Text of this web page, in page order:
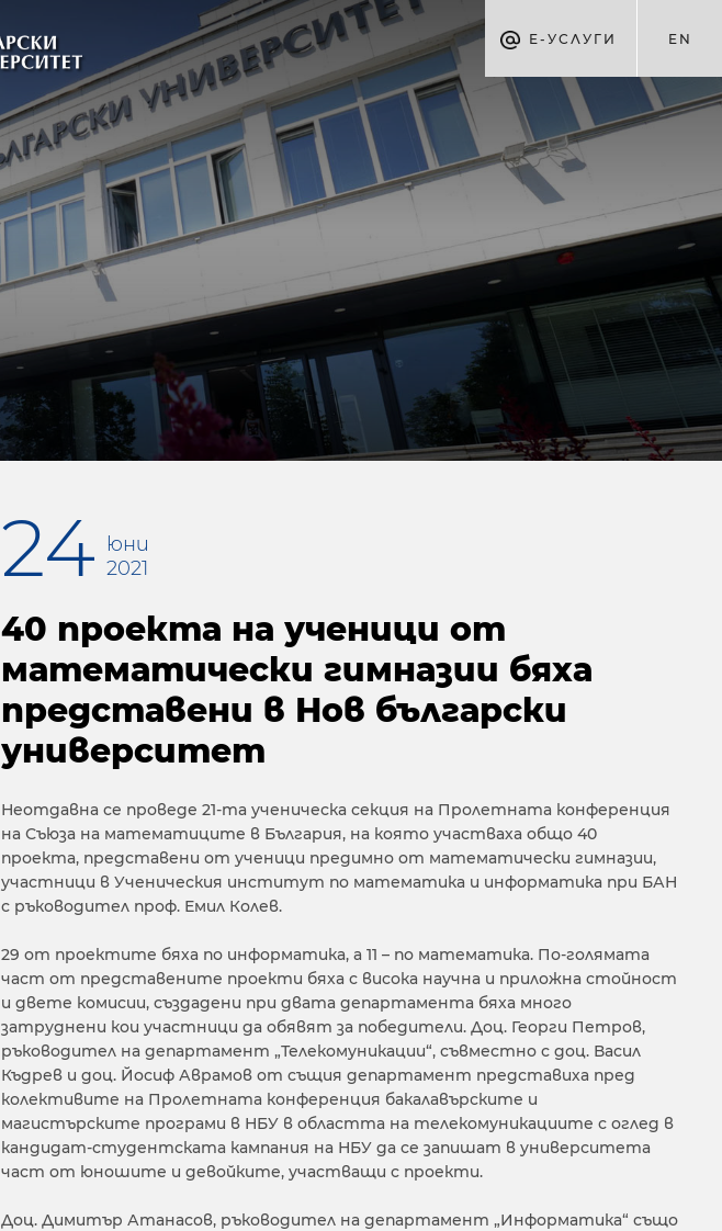
Е-УСЛУГИ EN
24 юни
2021
40 проекта на ученици от
математически гимназии бяха
представени в Нов български
университет
Неотдавна се проведе 21-та ученическа секция на Пролетната конференция
на Съюза на математиците в България, на която участваха общо 40
проекта, представени от ученици предимно от математически гимназии,
участници в Ученическия институт по математика и информатика при БАН
с ръководител проф. Емил Колев.
29 от проектите бяха по информатика, а 11 – по математика. По-голямата
част от представените проекти бяха с висока научна и приложна стойност
и двете комисии, създадени при двата департамента бяха много
затруднени кои участници да обявят за победители. Доц. Георги Петров,
ръководител на департамент „Телекомуникации“, съвместно с доц. Васил
Къдрев и доц. Йосиф Аврамов от същия департамент представиха пред
колективите на Пролетната конференция бакалавърските и
магистърските програми в НБУ в областта на телекомуникациите с оглед в
кандидат-студентската кампания на НБУ да се запишат в университета
част от юношите и девойките, участващи с проекти.
Доц. Димитър Атанасов, ръководител на департамент „Информатика“ също